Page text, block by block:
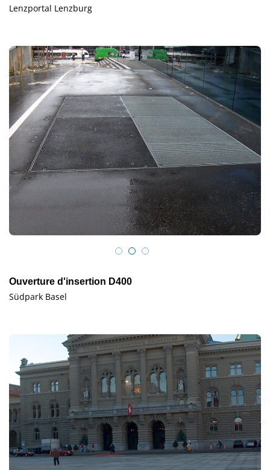
Lenzportal Lenzburg
Ouverture d'insertion D400
Südpark Basel